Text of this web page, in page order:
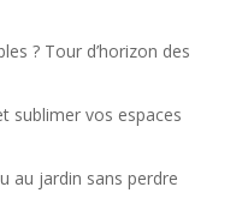
? Tour d’horizon des
sublimer vos espaces
au jardin sans perdre